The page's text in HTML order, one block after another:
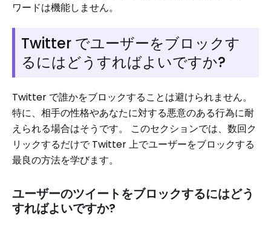
ワードは機能しません。
Twitter でユーザーをブロックす
るにはどうすればよいですか?
Twitter で誰かをブロックすることは避けられません。
特に、相手の性格やあなたに対する悪意のある行為に耐
えられる場合はそうです。 このセクションでは、数回ク
リックするだけで Twitter 上でユーザーをブロックする
最良の方法を学びます。
ユーザーのツイートをブロックするにはどう
すればよいですか?